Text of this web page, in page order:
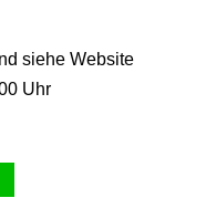
siehe Website
Uhr